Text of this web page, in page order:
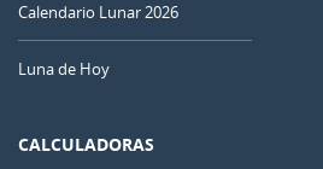
Calendario Lunar 2026
Luna de Hoy
CALCULADORAS